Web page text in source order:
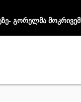
გორელმა მოკრივემ